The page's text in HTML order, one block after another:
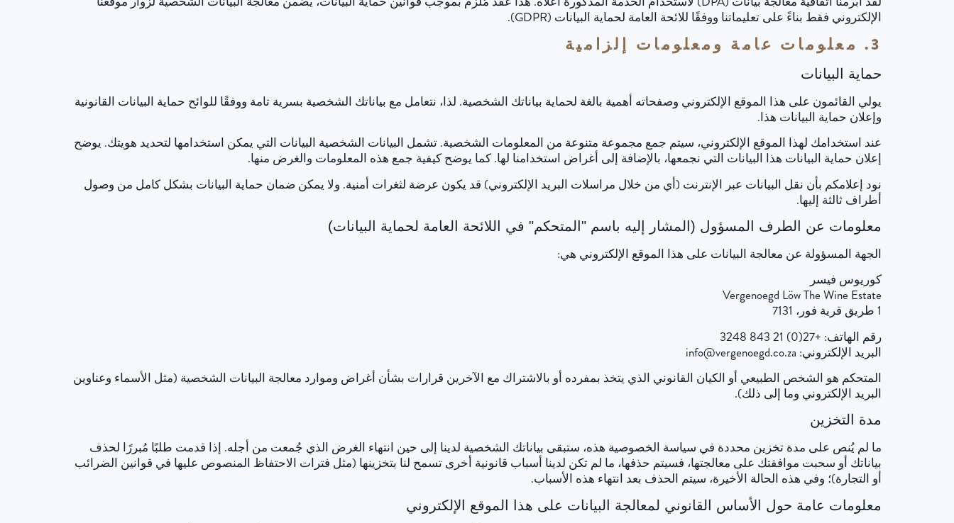
الإلكتروني فقط بناءً على تعليماتنا ووفقًا للائحة العامة لحماية البيانات (GDPR).
3. معلومات عامة ومعلومات إلزامية
حماية البيانات
يولي القائمون على هذا الموقع الإلكتروني وصفحاته أهمية بالغة لحماية بياناتك الشخصية. لذا، نتعامل مع بياناتك الشخصية بسرية تامة ووفقًا للوائح حماية البيانات القانونية
وإعلان حماية البيانات هذا.
عند استخدامك لهذا الموقع الإلكتروني، سيتم جمع مجموعة متنوعة من المعلومات الشخصية. تشمل البيانات الشخصية البيانات التي يمكن استخدامها لتحديد هويتك. يوضح
إعلان حماية البيانات هذا البيانات التي نجمعها، بالإضافة إلى أغراض استخدامنا لها. كما يوضح كيفية جمع هذه المعلومات والغرض منها.
نود إعلامكم بأن نقل البيانات عبر الإنترنت (أي من خلال مراسلات البريد الإلكتروني) قد يكون عرضة لثغرات أمنية. ولا يمكن ضمان حماية البيانات بشكل كامل من وصول
أطراف ثالثة إليها.
معلومات عن الطرف المسؤول (المشار إليه باسم "المتحكم" في اللائحة العامة لحماية البيانات)
الجهة المسؤولة عن معالجة البيانات على هذا الموقع الإلكتروني هي:
كوريوس فيسر
Vergenoegd Löw The Wine Estate
1 طريق قرية فور، 7131
رقم الهاتف: +27(0) 21 843 3248
البريد الإلكتروني: info@vergenoegd.co.za
المتحكم هو الشخص الطبيعي أو الكيان القانوني الذي يتخذ بمفرده أو بالاشتراك مع الآخرين قرارات بشأن أغراض وموارد معالجة البيانات الشخصية (مثل الأسماء وعناوين
البريد الإلكتروني وما إلى ذلك).
مدة التخزين
ما لم يُنص على مدة تخزين محددة في سياسة الخصوصية هذه، ستبقى بياناتك الشخصية لدينا إلى حين انتهاء الغرض الذي جُمعت من أجله. إذا قدمت طلبًا مُبررًا لحذف
بياناتك أو سحبت موافقتك على معالجتها، فسيتم حذفها، ما لم تكن لدينا أسباب قانونية أخرى تسمح لنا بتخزينها (مثل فترات الاحتفاظ المنصوص عليها في قوانين الضرائب
أو التجارة)؛ وفي هذه الحالة الأخيرة، سيتم الحذف بعد انتهاء هذه الأسباب.
معلومات عامة حول الأساس القانوني لمعالجة البيانات على هذا الموقع الإلكتروني